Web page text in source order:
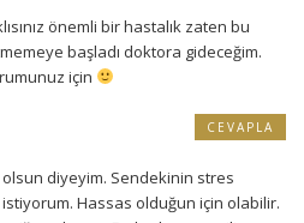
önemli bir hastalık zaten bu
başladı doktora gideceğim.
için
olsun diyeyim. Sendekinin stres
Hassas olduğun için olabilir.
CEVAPLA